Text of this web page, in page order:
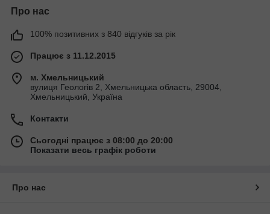
Про нас
100% позитивних з 840 відгуків за рік
Працює з 11.12.2015
м. Хмельницький
вулиця Геологів 2, Хмельницька область, 29004,
Хмельницький, Україна
Контакти
Сьогодні працює з 08:00 до 20:00
Показати весь графік роботи
Про нас